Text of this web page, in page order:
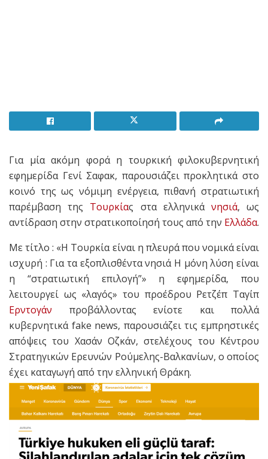
Για μία ακόμη φορά η τουρκική φιλοκυβερνητική
εφημερίδα Γενί Σαφακ, παρουσιάζει προκλητικά στο
κοινό της ως νόμιμη ενέργεια, πιθανή στρατιωτική
παρέμβαση της Τουρκίας στα ελληνικά νησιά, ως
αντίδραση στην στρατικοποίησή τους από την Ελλάδα.
Με τίτλο : «Η Τουρκία είναι η πλευρά που νομικά είναι
ισχυρή : Για τα εξοπλισθέντα νησιά Η μόνη λύση είναι
η “στρατιωτική επιλογή”» η εφημερίδα, που
λειτουργεί ως «λαγός» του προέδρου Ρετζέπ Ταγίπ
Ερντογάν προβάλλοντας ενίοτε και πολλά
κυβερνητικά fake news, παρουσιάζει τις εμπρηστικές
απόψεις του Χασάν Οζκάν, στελέχους του Κέντρου
Στρατηγικών Ερευνών Ρούμελης-Βαλκανίων, ο οποίος
έχει καταγωγή από την ελληνική Θράκη.